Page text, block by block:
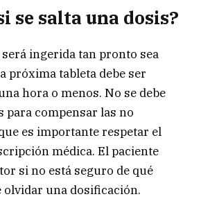
se salta una dosis?
ingerida tan pronto sea
próxima tableta debe ser
hora o menos. No se debe
para compensar las no
es importante respetar el
médica. El paciente
si no está seguro de qué
olvidar una dosificación.